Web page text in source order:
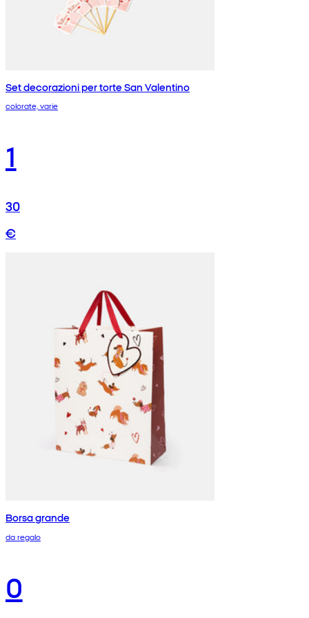
Set decorazioni per torte San Valentino
colorate, varie
1
30
€
Borsa grande
da regalo
0